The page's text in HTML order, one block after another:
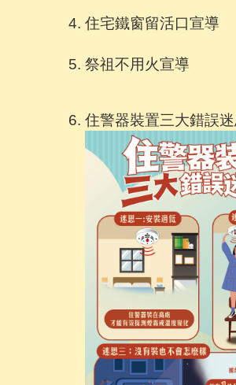
住宅鐵窗留活口宣導
祭祖不用火宣導
住警器裝置三大錯誤迷